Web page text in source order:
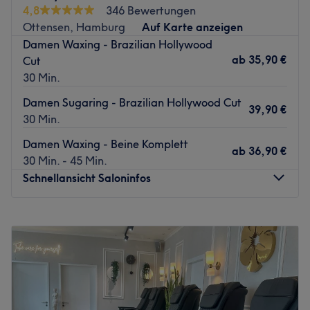
Nächste öffentliche Verkehrsmittel:
Bei der Station Hamburg-Altona.
Das Team:
Die charmante Scher hat sich zum Ziel gesetzt, das Beste
aus deinen Haaren herauszuholen und dass du den Salon
mit einem breiten Lächeln im Gesicht verlässt.
Atmosphäre: Stilvoll, herzlich, angenehm.
Expertise: Haarstylings & Gesichtswaxing.
Extras: einfach zu erreichen mit den Öffis!
4,8
346 Bewertungen
Ottensen, Hamburg
Auf Karte anzeigen
Damen Waxing - Brazilian Hollywood
Cut
30 Min.
ab 35,90 €
Damen Sugaring - Brazilian Hollywood Cut
30 Min.
39,90 €
Damen Waxing - Beine Komplett
30 Min. - 45 Min.
ab 36,90 €
Schnellansicht Saloninfos
Dienstag
–19:30
Mittwoch
13:30 – 19:30
Donnerstag
10:30 –19:30
10:30–19:30
Samstag
10:00
18:00